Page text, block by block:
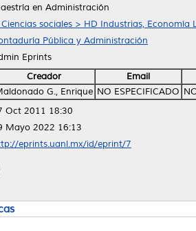
en Administración
Ciencias sociales > HD Industrias, Economía
Pública y Administración
Eprints
Creador
Email
G., Enrique NO ESPECIFICADO
Oct 2011 18:30
Mayo 2022 16:13
eprints.uanl.mx/id/eprint/7